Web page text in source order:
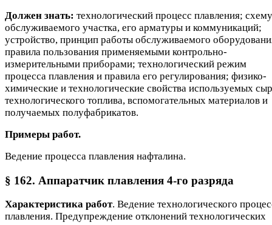
Должен знать: технологический процесс плавления; схему
обслуживаемого участка, его арматуры и коммуникаций;
устройство, принцип работы обслуживаемого
правила пользования применяемыми контрольно-
измерительными приборами; технологический режим
процесса плавления и правила его регулирования; физико-
химические и технологические свойства используемых
технологического топлива, вспомогательных материалов и
получаемых полуфабрикатов.
Примеры работ.
Ведение процесса плавления нафталина.
§ 162. Аппаратчик плавления 4-го разряда
Характеристика работ. Ведение технологического
плавления. Предупреждение отклонений технологических